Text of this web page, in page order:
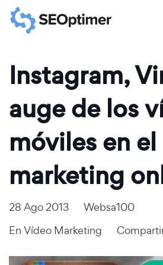
Instagram,
auge de los
móviles en el
marketing
28 Ago 2013
Websa100
En Vídeo Marketing